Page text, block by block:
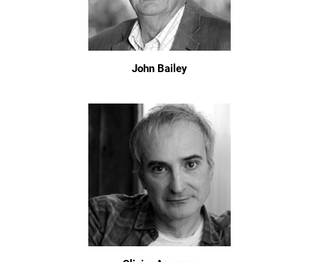
John Bailey